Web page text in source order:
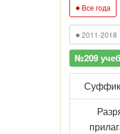
● Все года
● 2011-2018
№209